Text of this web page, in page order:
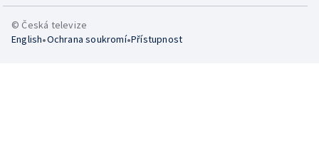
© Česká televize
English•Ochrana soukromí•Přístupnost